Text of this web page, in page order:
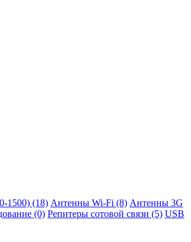
1500) (18) Антенны Wi-Fi (8) Антенны 3G
(0) Репитеры сотовой связи (5) USB